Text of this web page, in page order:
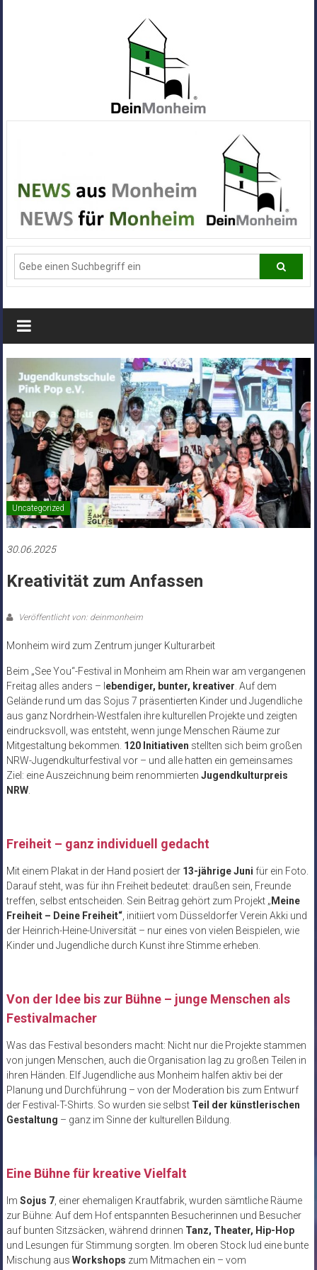
Alle
News
aus
Deiner
Stadt
Monheim
Uncategorized
30.06.2025
Kreativität zum Anfassen
Veröffentlicht von: deinmonheim
Monheim wird zum Zentrum junger Kulturarbeit
Beim „See You“-Festival in Monheim am Rhein war am vergangenen
Freitag alles anders – l ebendiger, bunter, kreativer. Auf dem
Gelände rund um das Sojus 7 präsentierten Kinder und Jugendliche
aus ganz Nordrhein-Westfalen ihre kulturellen Projekte und zeigten
eindrucksvoll, was entsteht, wenn junge Menschen Räume zur
Mitgestaltung bekommen. 120 Initiativen stellten sich beim großen
NRW-Jugendkulturfestival vor – und alle hatten ein gemeinsames
Ziel: eine Auszeichnung beim renommierten Jugendkulturpreis
NRW.
Freiheit – ganz individuell gedacht
Mit einem Plakat in der Hand posiert der 13-jährige Juni für ein Foto.
Darauf steht, was für ihn Freiheit bedeutet: draußen sein, Freunde
treffen, selbst entscheiden. Sein Beitrag gehört zum Projekt „ Meine
Freiheit – Deine Freiheit“, initiiert vom Düsseldorfer Verein Akki und
der Heinrich-Heine-Universität – nur eines von vielen Beispielen, wie
Kinder und Jugendliche durch Kunst ihre Stimme erheben.
Von der Idee bis zur Bühne – junge Menschen als
Festivalmacher
Was das Festival besonders macht: Nicht nur die Projekte stammen
von jungen Menschen, auch die Organisation lag zu großen Teilen in
ihren Händen. Elf Jugendliche aus Monheim halfen aktiv bei der
Planung und Durchführung – von der Moderation bis zum Entwurf
der Festival-T-Shirts. So wurden sie selbst Teil der künstlerischen
Gestaltung – ganz im Sinne der kulturellen Bildung.
Eine Bühne für kreative Vielfalt
Im Sojus 7, einer ehemaligen Krautfabrik, wurden sämtliche Räume
zur Bühne: Auf dem Hof entspannten Besucherinnen und Besucher
auf bunten Sitzsäcken, während drinnen Tanz, Theater, Hip-Hop
und Lesungen für Stimmung sorgten. Im oberen Stock lud eine bunte
Mischung aus Workshops zum Mitmachen ein – vom